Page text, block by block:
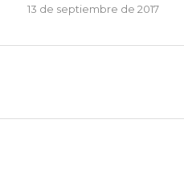
13 de septiembre de 2017